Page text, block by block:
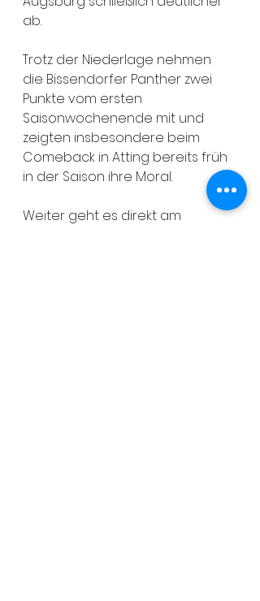
ab.
Trotz der Niederlage nehmen
die Bissendorfer Panther zwei
Punkte vom ersten
Saisonwochenende mit und
zeigten insbesondere beim
Comeback in Atting bereits früh
in der Saison ihre Moral.
Weiter geht es direkt am